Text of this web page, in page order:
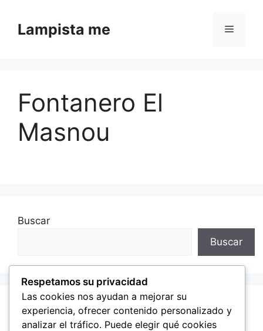
Lampista me Menú
Fontanero El
Masnou
Buscar
Buscar
Recent Posts
Respetamos su privacidad
Las cookies nos ayudan a mejorar su
experiencia, ofrecer contenido personalizado y
analizar el tráfico. Puede elegir qué cookies